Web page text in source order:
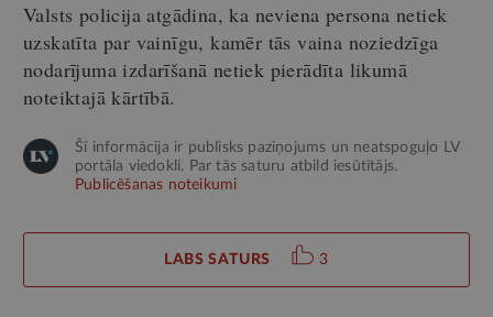
Valsts policija atgādina, ka neviena persona netiek
uzskatīta par vainīgu, kamēr tās vaina noziedzīga
nodarījuma izdarīšanā netiek pierādīta likumā
noteiktajā kārtībā.
Šī informācija ir publisks paziņojums un neatspoguļo LV
portāla viedokli. Par tās saturu atbild iesūtītājs.
Publicēšanas noteikumi
LABS SATURS 3